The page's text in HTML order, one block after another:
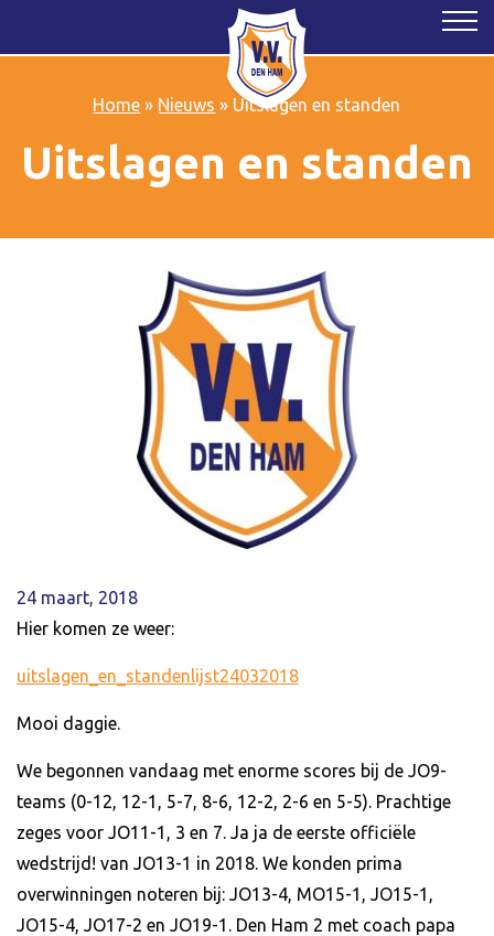
Home » Nieuws » Uitslagen en standen
Uitslagen en standen
24 maart, 2018
Hier komen ze weer:
uitslagen_en_standenlijst24032018
Mooi daggie.
We begonnen vandaag met enorme scores bij de JO9-
teams (0-12, 12-1, 5-7, 8-6, 12-2, 2-6 en 5-5). Prachtige
zeges voor JO11-1, 3 en 7. Ja ja de eerste officiële
wedstrijd! van JO13-1 in 2018. We konden prima
overwinningen noteren bij: JO13-4, MO15-1, JO15-1,
JO15-4, JO17-2 en JO19-1. Den Ham 2 met coach papa